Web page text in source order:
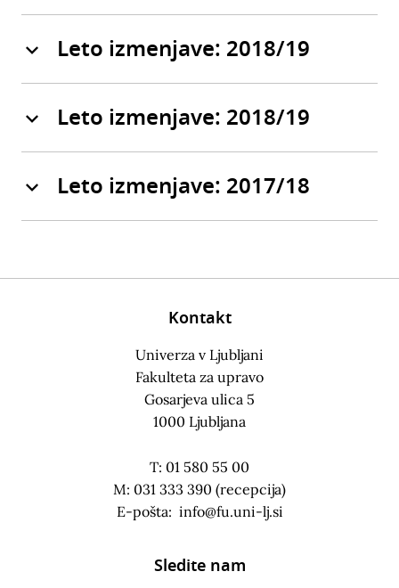
Leto izmenjave: 2018/19
Leto izmenjave: 2018/19
Leto izmenjave: 2017/18
Kontakt
Univerza v Ljubljani
Fakulteta za upravo
Gosarjeva ulica 5
1000 Ljubljana
T: 01 580 55 00
M: 031 333 390 (recepcija)
E-pošta: info@fu.uni-lj.si
Sledite nam